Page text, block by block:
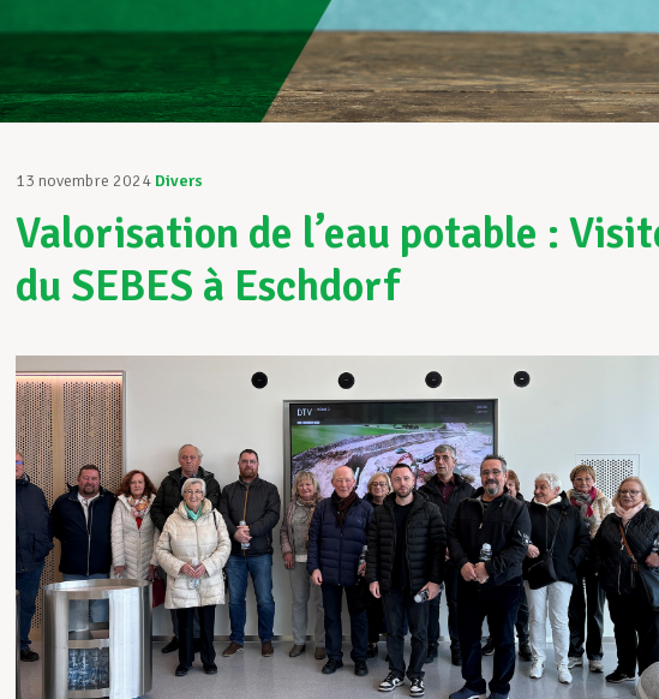
13 novembre 2024 Divers
Valorisation de l’eau potable :
du SEBES à Eschdorf